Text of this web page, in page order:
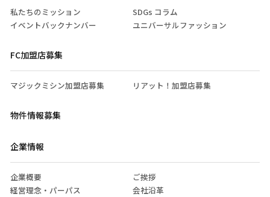
私たちのミッション
SDGs コラム
イベントバックナンバー
ユニバーサルファッション
FC加盟店募集
マジックミシン加盟店募集 リアット！加盟店募集
物件情報募集
企業情報
企業概要
ご挨拶
経営理念・パーパス
会社沿革